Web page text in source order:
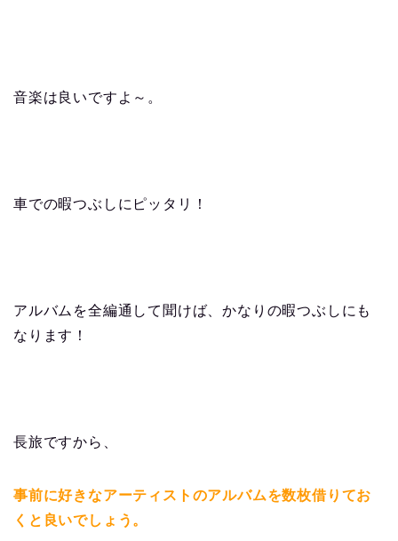
音楽は良いですよ～。
車での暇つぶしにピッタリ！
アルバムを全編通して聞けば、かなりの暇つぶしにも
なります！
長旅ですから、
事前に好きなアーティストのアルバムを数枚借りてお
くと良いでしょう。